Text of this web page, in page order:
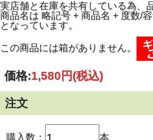
実店舗と在庫を共有している為、
商品名は 略記号 + 商品名 + 度数/
となっています。
この商品には箱がありません。
価格:1,580円(税込)
注文
購入数： 本